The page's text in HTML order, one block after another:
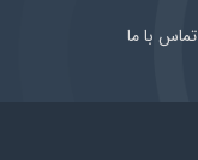
تماس با ما